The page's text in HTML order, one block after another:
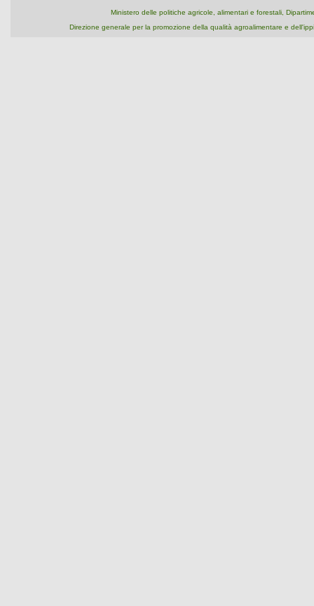
Ministero delle politiche agricole, alimentari e forestali,
Direzione generale per la promozione della qualità agroalimentare e